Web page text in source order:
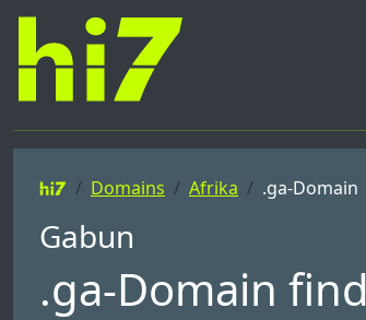
Domains Afrika .ga-Domain
Gabun
.ga-Domain